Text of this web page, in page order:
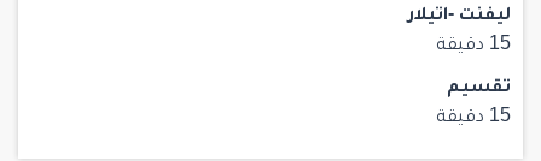
ليفنت -اتيلار
15 دقيقة
تقسيم
15 دقيقة